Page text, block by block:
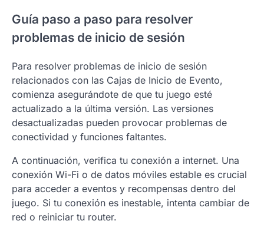
Guía paso a paso para resolver
problemas de inicio de sesión
Para resolver problemas de inicio de sesión
relacionados con las Cajas de Inicio de Evento,
comienza asegurándote de que tu juego esté
actualizado a la última versión. Las versiones
desactualizadas pueden provocar problemas de
conectividad y funciones faltantes.
A continuación, verifica tu conexión a internet. Una
conexión Wi-Fi o de datos móviles estable es crucial
para acceder a eventos y recompensas dentro del
juego. Si tu conexión es inestable, intenta cambiar de
red o reiniciar tu router.